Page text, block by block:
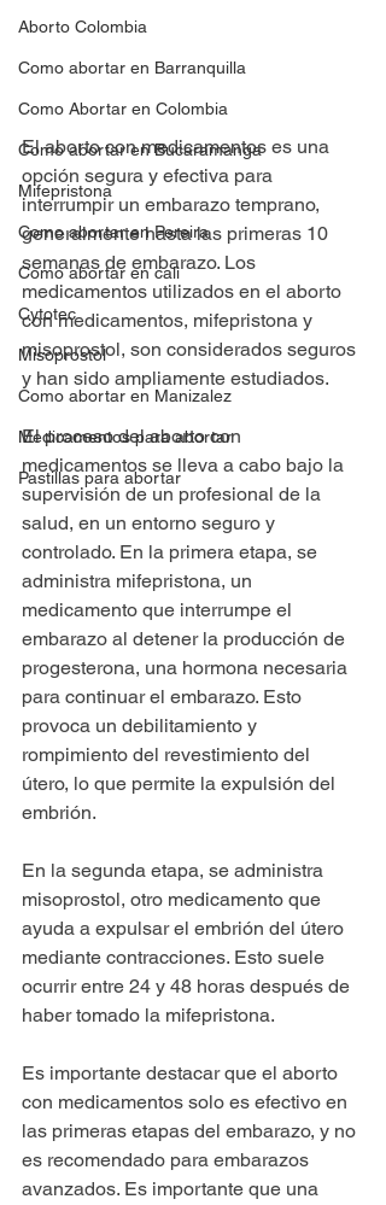
Aborto Colombia
Como abortar en Barranquilla
Como Abortar en Colombia
Como abortar en Bucaramanga
Mifepristona
Como abortar en Pereira
Como abortar en cali
Cytotec
Misoprostol
Como abortar en Manizalez
Medicamentos para abortar
Pastillas para abortar
El aborto con medicamentos es una
opción segura y efectiva para
interrumpir un embarazo temprano,
generalmente hasta las primeras 10
semanas de embarazo. Los
medicamentos utilizados en el aborto
con medicamentos, mifepristona y
misoprostol, son considerados seguros
y han sido ampliamente estudiados.
El proceso del aborto con
medicamentos se lleva a cabo bajo la
supervisión de un profesional de la
salud, en un entorno seguro y
controlado. En la primera etapa, se
administra mifepristona, un
medicamento que interrumpe el
embarazo al detener la producción de
progesterona, una hormona necesaria
para continuar el embarazo. Esto
provoca un debilitamiento y
rompimiento del revestimiento del
útero, lo que permite la expulsión del
embrión.
En la segunda etapa, se administra
misoprostol, otro medicamento que
ayuda a expulsar el embrión del útero
mediante contracciones. Esto suele
ocurrir entre 24 y 48 horas después de
haber tomado la mifepristona.
Es importante destacar que el aborto
con medicamentos solo es efectivo en
las primeras etapas del embarazo, y no
es recomendado para embarazos
avanzados. Es importante que una